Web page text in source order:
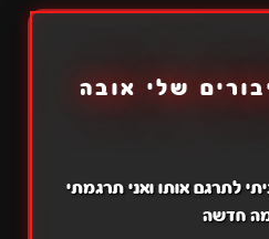
שלי אובה
לתרגם אותו ואני תרגמתי
חדשה